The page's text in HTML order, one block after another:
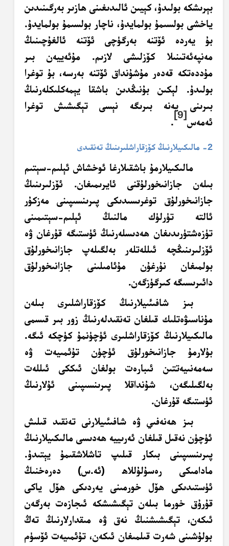
بېرىشكە بولىدۇ، كېيىن ئالىدىغىنى ھازىر بەرگىنىدىن
ياخشى بولسىمۇ بولمايدۇ، ناچار بولسىمۇ بولمايدۇ.
بۇ يەردە ئۆتنە بەرگۈچى ئۆتنە ئالغۇچىنىڭ
مەنپەئەتىنىلا كۆزلىشى لازىم. مۇئەييەن بىر
مۇددەتكە قەدەر مۇشۇنداق ئۆتنە بەرسە، بۇ توغرا
بولىدۇ. لېكىن بۇنىڭدىن باشقا يېمەكلىكلەرنىڭ
بىرىنى يەنە بىرىگە نېسى تېگىشىش توغرا
ئەمەس
[9]
.
2- مالىكىيلارنىڭ كۆزقاراشلىرىنىڭ تەنقىدى
مالىكىيلارمۇ باشقىلارغا ئوخشاش ئېلىم-سېتىم
بىلەن جازانىخورلۇقنى ئايرىمىغان. ئۆزلىرىنىڭ
جازانىخورلۇق توغرىسىدىكى پىرىنسىپىنى مەزكۇر
ئالتە تۈرلۈك مالنىڭ ئېلىم-سېتىمىنى
تۈزەشتۈرىدىغان ھەدىسلەرنىڭ ئۈستىگە قۇرغان ۋە
ئۆزلىرىنىڭچە ئىللەتلەر بەلگىلەپ جازانىخورلۇق
بولمىغان نۇرغۇن مۇئامىلىنى جازانىخورلۇق
دائىرىسىگە كىرگۈزگەن.
بىز شافىئىيلارنىڭ كۆزقاراشلىرى بىلەن
مۇناسىۋەتلىك قىلغان تەنقىدلەرنىڭ زور بىر قىسمى
مالىكىيلارنىڭ كۆزقاراشلىرى ئۈچۈنمۇ كۈچكە ئىگە.
بۇلارمۇ جازانىخورلۇق ئۈچۈن تۇئمىيەت ۋە
سەمەنىيەتتىن ئىبارەت بولغان ئىككى ئىللەت
بەلگىلىگەن، شۇنداقلاپىرىنسىپىنى ئۇلارنىڭ
ئۈستىگە قۇرغان.
بىز ھەنەفىي ۋە شافىئىيلارنى تەنقىد قىلىش
ئۈچۈن نەقىل قىلغان ئەرىييە ھەدىسى مالىكىيلارنىڭ
پىرىنسىپىنى بىكار قىلىپ تاشلاشقىمۇ يېتىدۇ.
مادامىكى رەسۇلۇللاھ (ئە.س) دەرەخنىڭ
ئۈستىدىكى ھۆل خورمىنى يەردىكى ھۆل ياكى
قۇرۇق خورما بىلەن تېگىشىشكە ئىجازەت بەرگەن
ئىكەن، تېگىشىشنىڭ نەق ۋە مىقدارلارنىڭ تەڭ
بولۇشىنى شەرت قىلمىغان ئىكەن، تۇئمىيەت ئۆسۈم